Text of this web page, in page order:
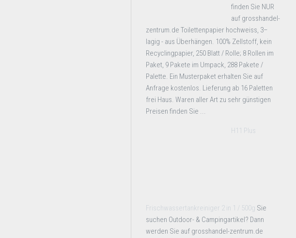
finden Sie NUR
auf grosshandel-
zentrum.de Toilettenpapier hochweiss, 3–
lagig - aus Überhängen. 100% Zellstoff, kein
Recyclingpapier, 250 Blatt / Rolle; 8 Rollen im
Paket, 9 Pakete im Umpack, 288 Pakete /
Palette. Ein Musterpaket erhalten Sie auf
Anfrage kostenlos. Lieferung ab 16 Paletten
frei Haus. Waren aller Art zu sehr günstigen
Preisen finden Sie ...
H11 Plus
Frischwassertankreiniger 2 in 1 / 500g Sie
suchen Outdoor- & Campingartikel? Dann
werden Sie auf grosshandel-zentrum.de